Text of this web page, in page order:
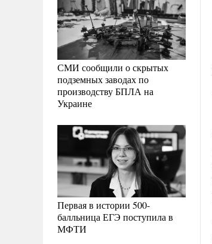
СМИ сообщили о скрытых
подземных заводах по
производству БПЛА на
Украине
Первая в истории 500-
балльница ЕГЭ поступила в
МФТИ